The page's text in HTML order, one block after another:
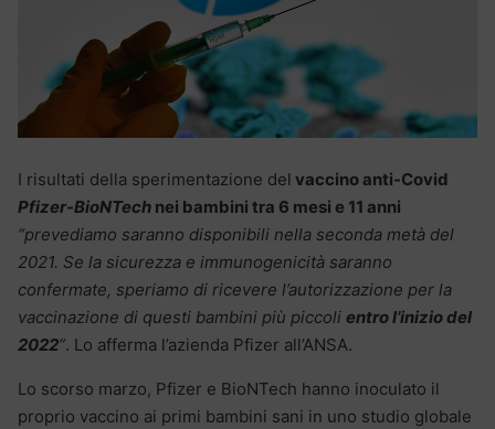
I risultati della sperimentazione del vaccino anti-Covid
Pfizer-BioNTech nei bambini tra 6 mesi e 11 anni
“prevediamo saranno disponibili nella seconda metà del
2021. Se la sicurezza e immunogenicità saranno
confermate, speriamo di ricevere l’autorizzazione per la
vaccinazione di questi bambini più piccoli entro l’inizio del
2022“. Lo afferma l’azienda Pfizer all’ANSA.
Lo scorso marzo, Pfizer e BioNTech hanno inoculato il
proprio vaccino ai primi bambini sani in uno studio globale